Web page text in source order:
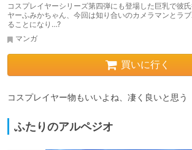
コスプレイヤーシリーズ第四弾にも登場した巨乳で彼
ヤーふみかちゃん、今回は知り合いのカメラマンとラ
ることになり…?
マンガ
買いに行く
コスプレイヤー物もいいよね、凄く良いと思う
ふたりのアルペジオ